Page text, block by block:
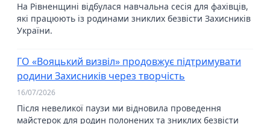
На Рівненщині відбулася навчальна сесія для фахівців,
які працюють із родинами зниклих безвісти Захисників
України.
ГО «Вояцький визвіл» продовжує підтримувати
родини Захисників через творчість
16/07/2026
Після невеликої паузи ми відновила проведення
майстерок для родин полонених та зниклих безвісти